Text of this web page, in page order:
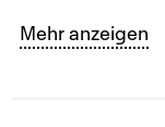
11/07/2024 -
Bouton
Mehr anzeigen